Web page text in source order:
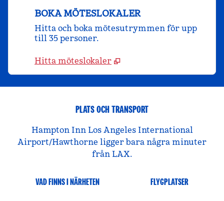
BOKA MÖTESLOKALER
Hitta och boka mötesutrymmen för upp
till 35 personer.
Hitta möteslokaler
PLATS OCH TRANSPORT
Hampton Inn Los Angeles International
Airport/Hawthorne ligger bara några minuter
från LAX.
VAD FINNS I NÄRHETEN FLYGPLATSER